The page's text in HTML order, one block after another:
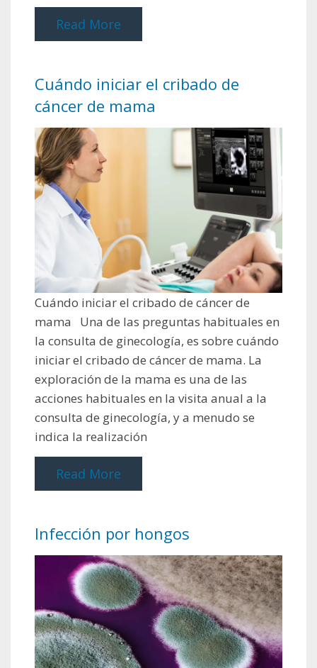
Read More
Cuándo iniciar el cribado de
cáncer de mama
Cuándo iniciar el cribado de cáncer de
mama Una de las preguntas habituales en
la consulta de ginecología, es sobre cuándo
iniciar el cribado de cáncer de mama. La
exploración de la mama es una de las
acciones habituales en la visita anual a la
consulta de ginecología, y a menudo se
indica la realización
Read More
Infección por hongos